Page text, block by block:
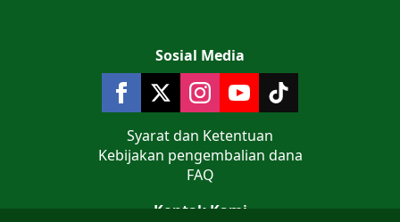
Kontak Kami
Sosial Media
Syarat dan Ketentuan
Kebijakan pengembalian dana
FAQ